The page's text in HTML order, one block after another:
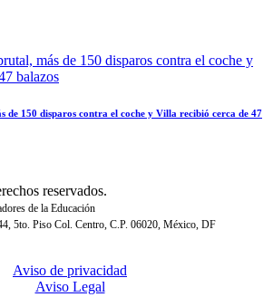
de 150 disparos contra el coche y Villa recibió cerca de 47
reservados.
de la Educación
5to. Piso Col. Centro, C.P. 06020, México, DF
Aviso de privacidad
Aviso Legal